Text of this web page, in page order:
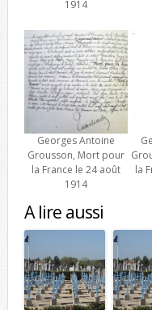
1914
Georges Antoine
Grousson, Mort pour
la France le 24 août
1914
la
A lire aussi